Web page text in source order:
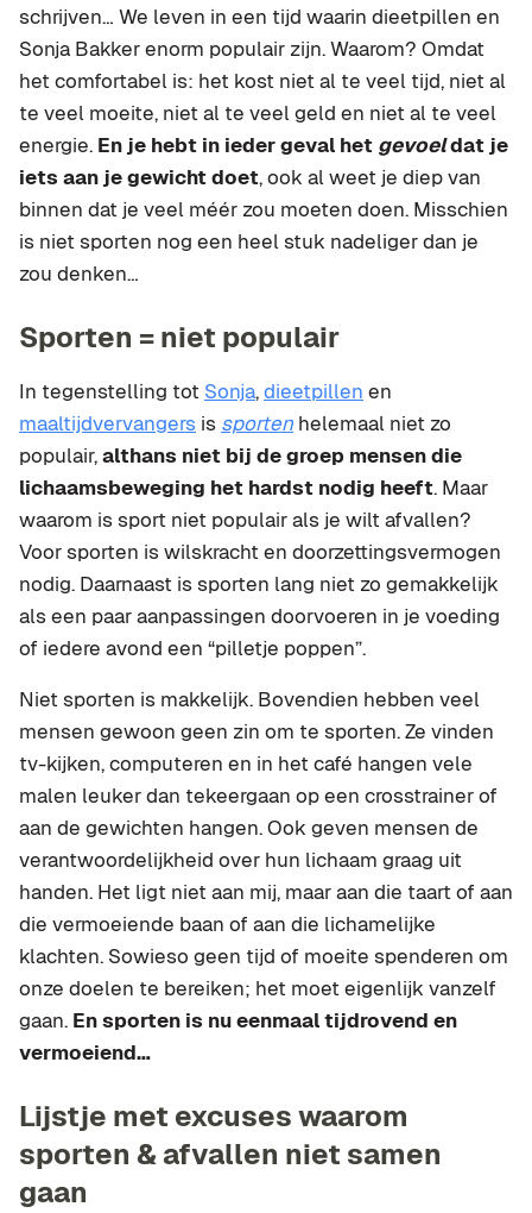
schrijven… We leven in een tijd waarin dieetpillen en
Sonja Bakker enorm populair zijn. Waarom? Omdat
het comfortabel is: het kost niet al te veel tijd, niet al
te veel moeite, niet al te veel geld en niet al te veel
energie. En je hebt in ieder geval het gevoeldat je
iets aan je gewicht doet, ook al weet je diep van
binnen dat je veel méér zou moeten doen. Misschien
is niet sporten nog een heel stuk nadeliger dan je
zou denken…
Sporten = niet populair
In tegenstelling tot Sonja,dieetpillen en
maaltijdvervangers is sporten helemaal niet zo
populair,althans niet bij de groep mensen die
lichaamsbeweging het hardst nodig heeft. Maar
waarom is sport niet populair als je wilt afvallen?
Voor sporten is wilskracht en doorzettingsvermogen
nodig. Daarnaast is sporten lang niet zo gemakkelijk
als een paar aanpassingen doorvoeren in je voeding
of iedere avond een “pilletje poppen”.
Niet sporten is makkelijk. Bovendien hebben veel
mensen gewoon geen zin om te sporten. Ze vinden
tv-kijken, computeren en in het café hangen vele
malen leuker dan tekeergaan op een crosstrainer of
aan de gewichten hangen. Ook geven mensen de
verantwoordelijkheid over hun lichaam graag uit
handen. Het ligt niet aan mij, maar aan die taart of aan
die vermoeiende baan of aan die lichamelijke
klachten. Sowieso geen tijd of moeite spenderen om
onze doelen te bereiken; het moet eigenlijk vanzelf
gaan. En sporten is nu eenmaal tijdrovend en
vermoeiend…
Lijstje met excuses waarom
sporten & afvallen niet samen
gaan